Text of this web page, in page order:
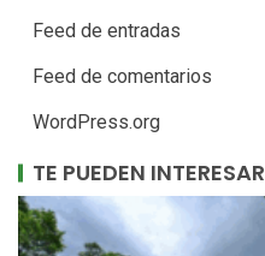
Feed de entradas
Feed de comentarios
WordPress.org
TE PUEDEN INTERESAR